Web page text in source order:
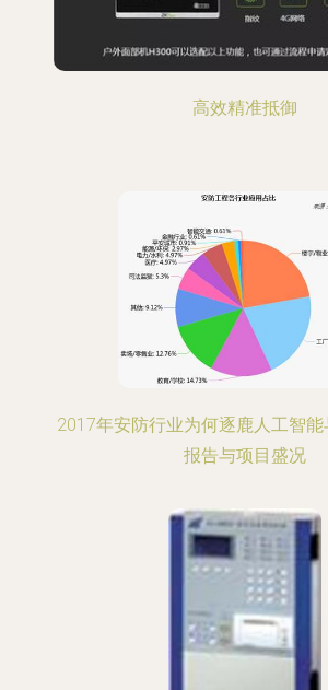
高效精准抵御
2017年安防行业为何逐鹿人工智
报告与项目盛况